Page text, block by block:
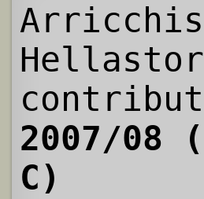
2007/08
C)